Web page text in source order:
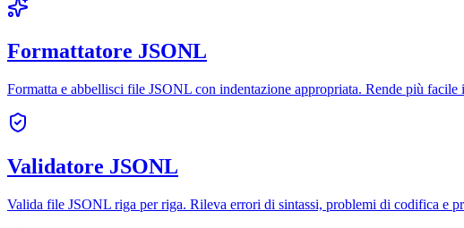
Formattatore JSONL
Formatta e abbellisci file JSONL con indentazione appropriata. Rende più facile
Validatore JSONL
Valida file JSONL riga per riga. Rileva errori di sintassi, problemi di codifica e